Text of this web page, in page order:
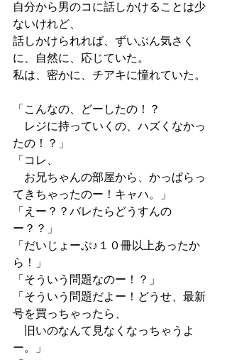
自分から男のコに話しかけることは少
ないけれど、
話しかけられれば、ずいぶん気さく
に、自然に、応じていた。
私は、密かに、チアキに憧れていた。
「こんなの、どーしたの！？
レジに持っていくの、ハズくなかっ
たの！？」
「コレ、
お兄ちゃんの部屋から、かっぱらっ
てきちゃったのー！キャハ。」
「えー？？バレたらどうすんの
ー？？」
「だいじょーぶ♪１０冊以上あったか
ら！」
「そういう問題なのー！？」
「そういう問題だよー！どうせ、最新
号を買っちゃったら、
旧いのなんて見なくなっちゃうよ
ー。」